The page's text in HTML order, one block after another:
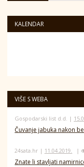
KALENDAR
VIŠE S WEBA
Gospodarski list d.d. |
Čuvanje jabuka nakon
24sata.hr | 11.04.2019. |
Znate li stavljati